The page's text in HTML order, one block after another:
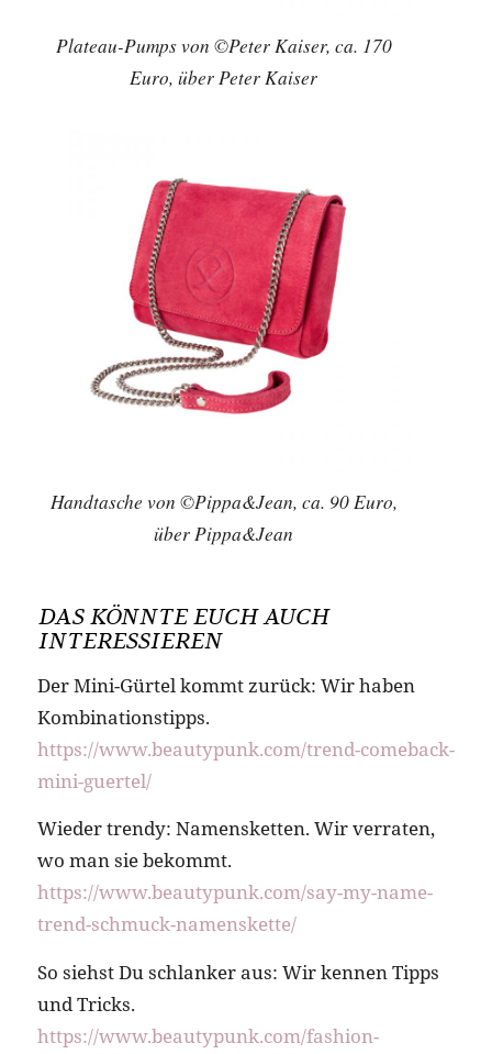
Plateau-Pumps von ©Peter Kaiser, ca. 170
Euro, über Peter Kaiser
Handtasche von ©Pippa&Jean, ca. 90 Euro,
über Pippa&Jean
DAS KÖNNTE EUCH AUCH
INTERESSIEREN
Der Mini-Gürtel kommt zurück: Wir haben
Kombinationstipps.
https://www.beautypunk.com/trend-comeback-
mini-guertel/
Wieder trendy: Namensketten. Wir verraten,
wo man sie bekommt.
https://www.beautypunk.com/say-my-name-
trend-schmuck-namenskette/
So siehst Du schlanker aus: Wir kennen Tipps
und Tricks.
https://www.beautypunk.com/fashion-